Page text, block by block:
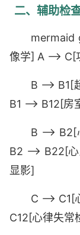
二、辅助检
mermaid
像学] A --> C[
B --> B1[
B1 --> B12[房
B --> B2[
B2 --> B22[
显影]
C --> C1[
C12[心律失常